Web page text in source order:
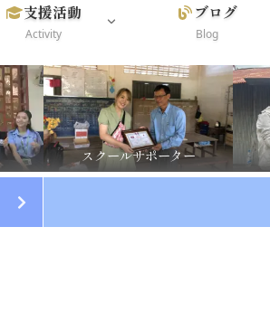
支援活動
Activity
ブログ
Blog
スクールサポーター